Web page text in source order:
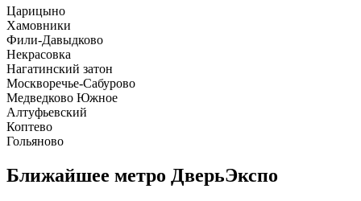
Царицыно
Хамовники
Фили-Давыдково
Некрасовка
Нагатинский затон
Москворечье-Сабурово
Медведково Южное
Алтуфьевский
Коптево
Гольяново
Ближайшее метро ДверьЭкспо